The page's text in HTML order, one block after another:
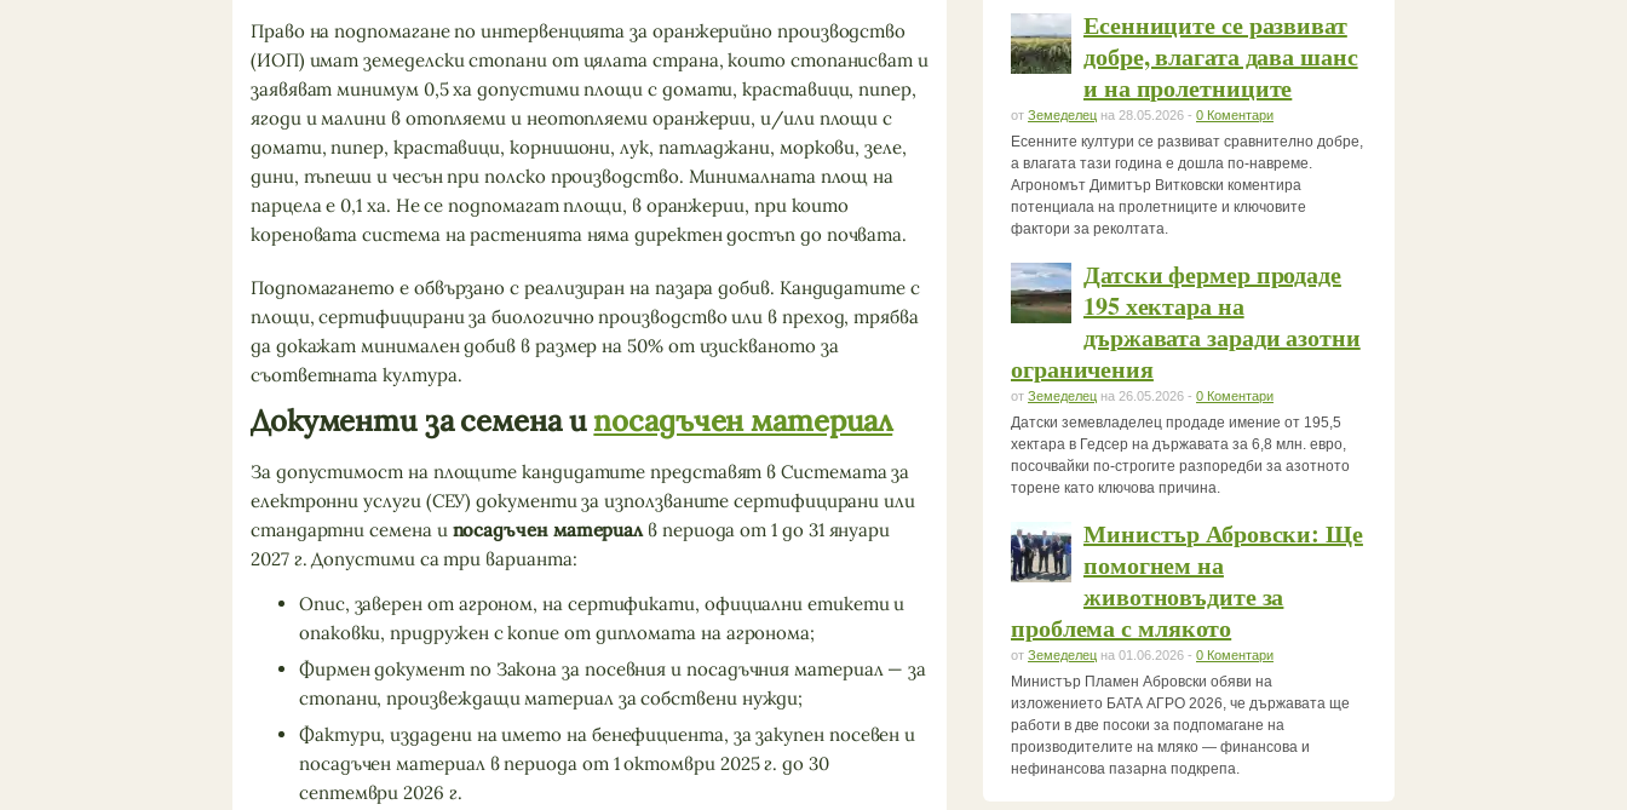
Право на подпомагане по интервенцията за оранжерийно производство
(ИОП) имат земеделски стопани от цялата страна, които стопанисват и
заявяват минимум 0,5 ха допустими площи с домати, краставици, пипер,
ягоди и малини в отопляеми и неотопляеми оранжерии, и/или площи с
домати, пипер, краставици, корнишони, лук, патладжани, моркови, зеле,
дини, пъпеши и чесън при полско производство. Минималната площ на
парцела е 0,1 ха. Не се подпомагат площи, в оранжерии, при които
кореновата система на растенията няма директен достъп до почвата.
Подпомагането е обвързано с реализиран на пазара добив. Кандидатите с
площи, сертифицирани за биологично производство или в преход, трябва
да докажат минимален добив в размер на 50% от изискваното за
съответната култура.
Документи за семена ипосадъчен материал
За допустимост на площите кандидатите представят в Системата за
електронни услуги (СЕУ) документи за използваните сертифицирани или
стандартни семена и посадъчен материалв периода от 1 до 31 януари
2027 г. Допустими са три варианта:
Опис, заверен от агроном, на сертификати, официални етикети и
опаковки, придружен с копие от дипломата на агронома;
Фирмен документ по Закона за посевния и посадъчния материал — за
стопани, произвеждащи материал за собствени нужди;
Фактури, издадени на името на бенефициента, за закупен посевен и
посадъчен материал в периода от 1 октомври 2025 г. до 30
септември 2026 г.
Есенниците се развиват
добре, влагата дава шанс
и на пролетниците
от Земеделец на 28.05.2026 - 0 Коментари
Есенните култури се развиват сравнително добре,
а влагата тази година е дошла по-навреме.
Агрономът Димитър Витковски коментира
потенциала на пролетниците и ключовите
фактори за реколтата.
Датски фермер продаде
195 хектара на
държавата заради азотни
ограничения
от Земеделец на 26.05.2026 - 0 Коментари
Датски земевладелец продаде имение от 195,5
хектара в Гедсер на държавата за 6,8 млн. евро,
посочвайки по-строгите разпоредби за азотното
торене като ключова причина.
Министър Абровски: Ще
помогнем на
животновъдите за
проблема с млякото
от Земеделец на 01.06.2026 - 0 Коментари
Министър Пламен Абровски обяви на
изложението БАТА АГРО 2026, че държавата ще
работи в две посоки за подпомагане на
производителите на мляко — финансова и
нефинансова пазарна подкрепа.